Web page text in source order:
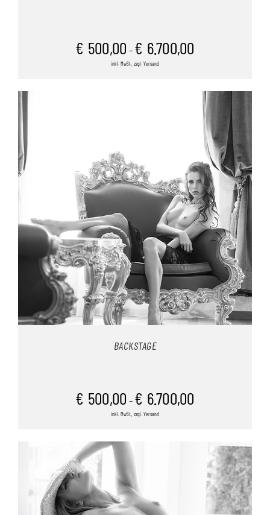
€ 500,00 – € 6.700,00
inkl. MwSt., zzgl. Versand
BACKSTAGE
€ 500,00 – € 6.700,00
inkl. MwSt., zzgl. Versand